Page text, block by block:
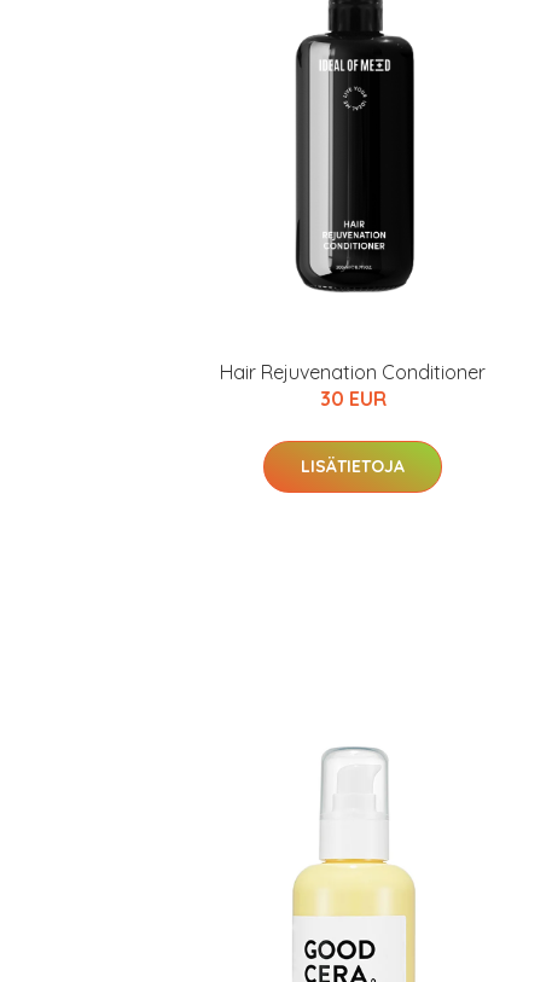
Hair Rejuvenation Conditioner
30 EUR
LISÄTIETOJA